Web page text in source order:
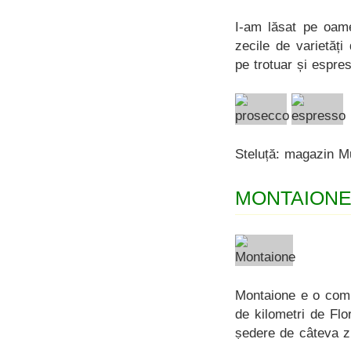
I-am lăsat pe
zecile de varietăți
pe trotuar și
Steluță: magazin
MONTAIONE
Montaione e o
de kilometri de
ședere de câteva